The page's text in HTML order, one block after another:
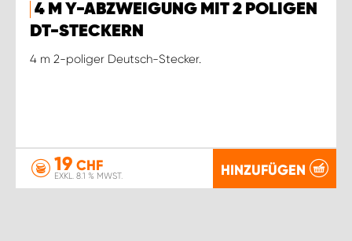
4 M Y-ABZWEIGUNG MIT 2 POLIGEN
DT-STECKERN
4 m 2-poliger Deutsch-Stecker.
19 CHF
EXKL. 8.1 % MWST. HINZUFÜGEN